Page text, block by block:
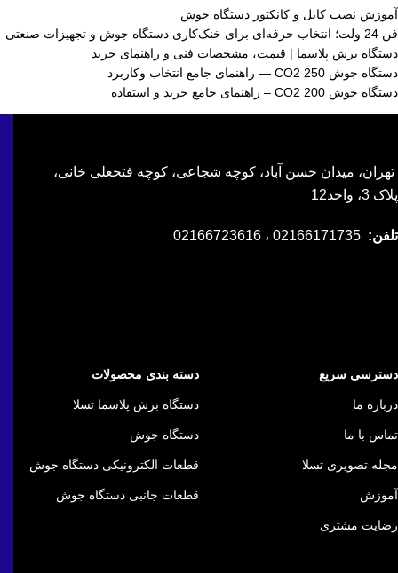
آموزش نصب کابل و کانکتور دستگاه جوش
فن 24 ولت؛ انتخاب حرفه‌ای برای خنک‌کاری دستگاه جوش و تجهیزات صنعتی
دستگاه برش پلاسما | قیمت، مشخصات فنی و راهنمای خرید
دستگاه جوش CO2 250 — راهنمای جامع انتخاب وکاربرد
دستگاه جوش CO2 200 – راهنمای جامع خرید و استفاده
تهران، میدان حسن آباد، کوچه شجاعی، کوچه فتحعلی خانی،
پلاک 3، واحد12
تلفن:
دسترسی سریع
درباره ما
تماس با ما
مجله تصویری تسلا
آموزش
رضایت مشتری
دسته بندی محصولات
دستگاه برش پلاسما تسلا
دستگاه جوش
قطعات الکترونیکی دستگاه جوش
قطعات جانبی دستگاه جوش